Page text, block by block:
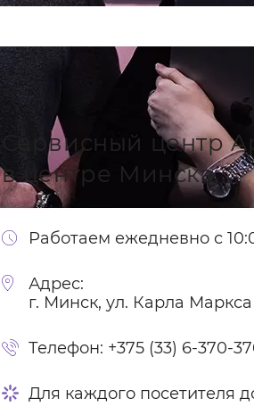
Сервисный центр
в центре Минска
Работаем ежедневно с
Адрес:
г. Минск, ул. Карла
Телефон: +375 (33) 6-370-
Для каждого посетителя